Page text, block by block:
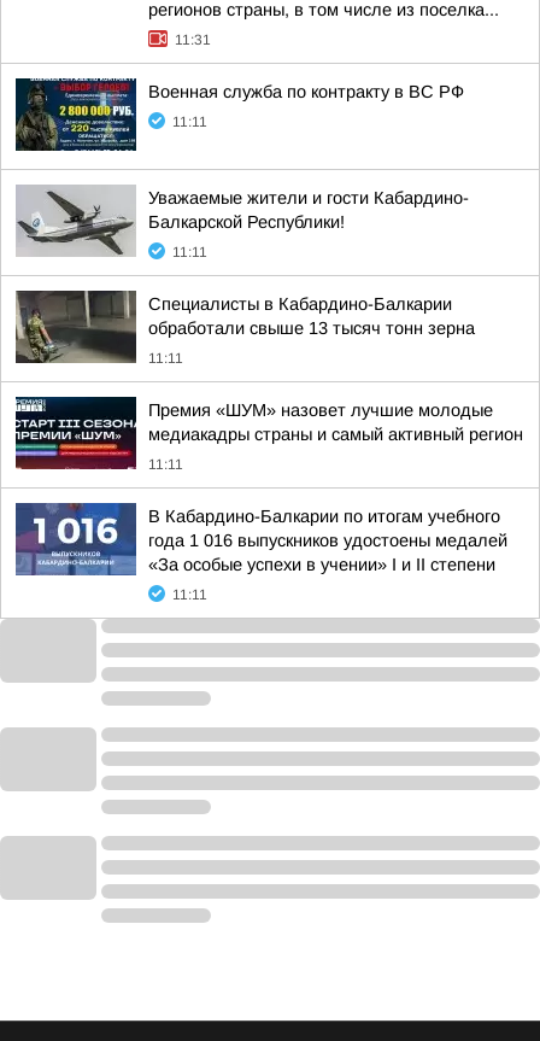
регионов страны, в том числе из поселка...
11:31
Военная служба по контракту в ВС РФ
11:11
Уважаемые жители и гости Кабардино-
Балкарской Республики!
11:11
Специалисты в Кабардино-Балкарии
обработали свыше 13 тысяч тонн зерна
11:11
Премия «ШУМ» назовет лучшие молодые
медиакадры страны и самый активный регион
11:11
В Кабардино-Балкарии по итогам учебного
года 1 016 выпускников удостоены медалей
«За особые успехи в учении» I и II степени
11:11